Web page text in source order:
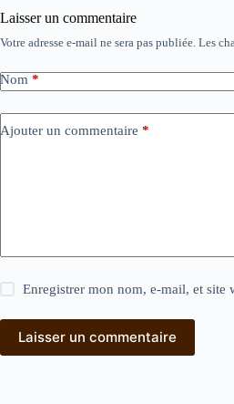
Laisser un commentaire
Votre adresse e-mail ne sera pas publiée. Les
Nom *
Ajouter un commentaire *
Enregistrer mon nom, e-mail, et site
Laisser un commentaire